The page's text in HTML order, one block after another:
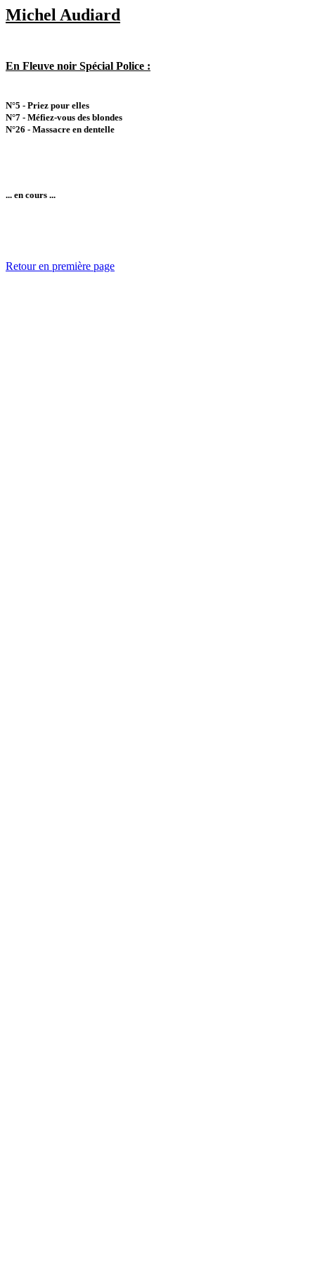
Michel Audiard
En Fleuve noir Spécial Police :
N°5 - Priez pour elles
N°7 - Méfiez-vous des blondes
N°26 - Massacre en dentelle
... en cours ...
Retour en première page